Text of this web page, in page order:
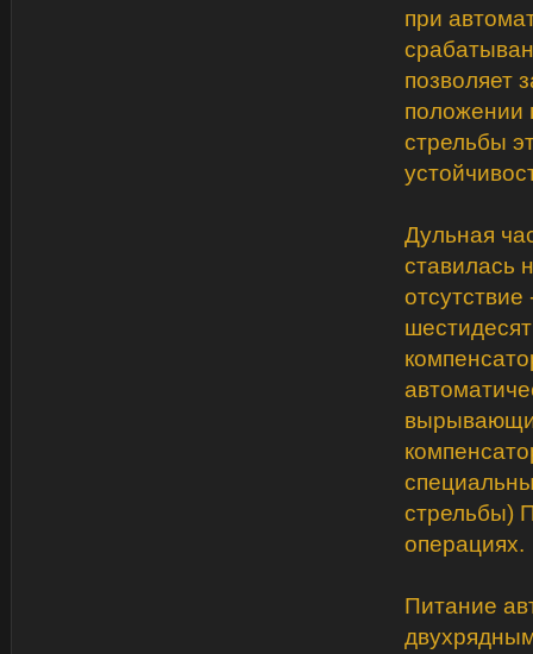
при
позволяет
положении
стрельбы
Дульная
ставилась
стрельбы)
операциях.
Питание